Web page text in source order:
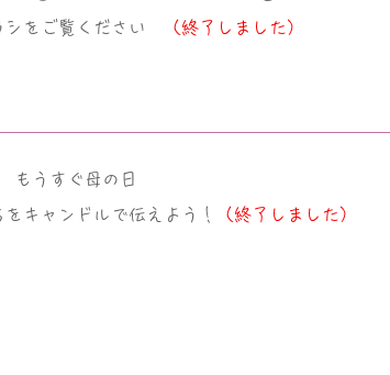
シをご覧ください
（終了しました）
うすぐ母の日​
キャンドルで伝えよう！
（終了しました）